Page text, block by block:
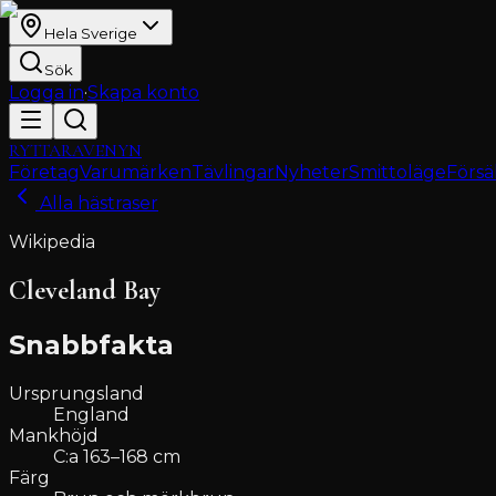
Hela Sverige
Sök
Logga in·Skapa konto
RYTTARAVENYN
FöretagVarumärkenTävlingarNyheterSmittoläge
Alla hästraser
Wikipedia
Cleveland Bay
Snabbfakta
Ursprungsland
England
Mankhöjd
C:a 163–168 cm
Färg